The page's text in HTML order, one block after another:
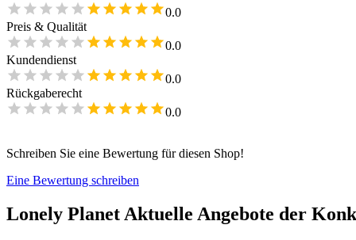
0.0
Preis & Qualität
0.0
Kundendienst
0.0
Rückgaberecht
0.0
Schreiben Sie eine Bewertung für diesen Shop!
Eine Bewertung schreiben
Lonely Planet Aktuelle Angebote der